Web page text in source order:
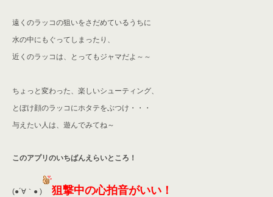
遠くのラッコの狙いをさだめているうちに
水の中にもぐってしまったり、
近くのラッコは、とってもジャマだよ～～
ちょっと変わった、楽しいシューティング、
とぼけ顔のラッコにホタテをぶつけ・・・
与えたい人は、遊んでみてね～
このアプリのいちばんえらいところ！
(●´∀｀● ) 狙撃中の心拍音がいい！